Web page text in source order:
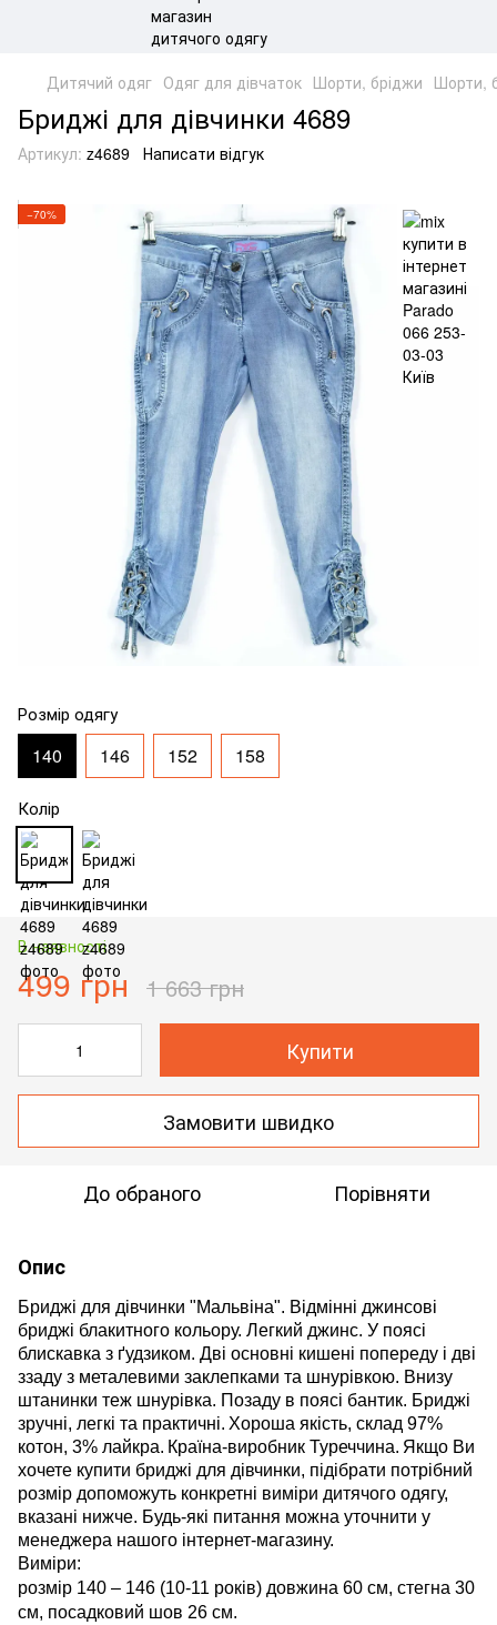
Дитячий одяг Одяг для дівчаток Шорти, бріджи Шорти,
Бриджі для дівчинки 4689
Артикул: z4689 Написати відгук
−70%
Розмір одягу
140 146 152 158
Колір
В наявності
499 грн 1 663 грн
Купити
Замовити швидко
До обраного Порівняти
Опис
Бриджі для дівчинки "Мальвіна". Відмінні джинсові
бриджі блакитного кольору. Легкий джинс. У поясі
блискавка з ґудзиком. Дві основні кишені попереду і дві
ззаду з металевими заклепками та шнурівкою. Внизу
штанинки теж шнурівка. Позаду в поясі бантик. Бриджі
зручні, легкі та практичні. Хороша якість, склад 97%
котон, 3% лайкра. Країна-виробник Туреччина. Якщо Ви
хочете купити бриджі для дівчинки, підібрати потрібний
розмір допоможуть конкретні виміри дитячого одягу,
вказані нижче. Будь-які питання можна уточнити у
менеджера нашого інтернет-магазину.
Виміри:
розмір 140 – 146 (10-11 років) довжина 60 см, стегна 30
см, посадковий шов 26 см.